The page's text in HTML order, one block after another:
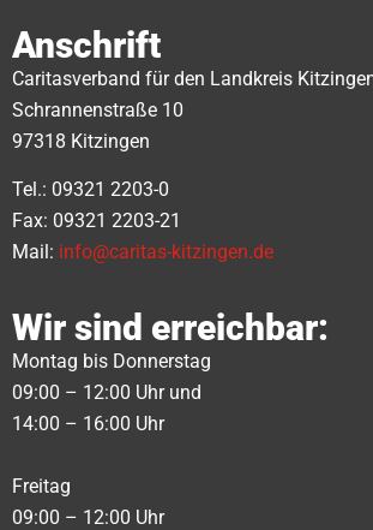
Anschrift
Caritasverband für den Landkreis
Schrannenstraße 10
97318 Kitzingen
Tel.: 09321 2203-0
Fax: 09321 2203-21
Mail: info@caritas-kitzingen.de
Wir sind erreichbar:
Montag bis Donnerstag
09:00 – 12:00 Uhr und
14:00 – 16:00 Uhr
Freitag
09:00 – 12:00 Uhr